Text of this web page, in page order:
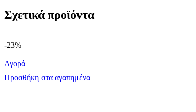
Σχετικά προϊόντα
-23%
Αγορά
Προσθήκη στα αγαπημένα